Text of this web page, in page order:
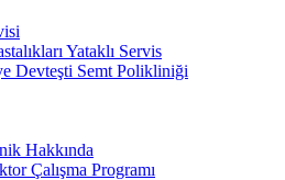
Yataklı Servis
Devteşti Semt Polikliniği
Hakkında
Çalışma Programı